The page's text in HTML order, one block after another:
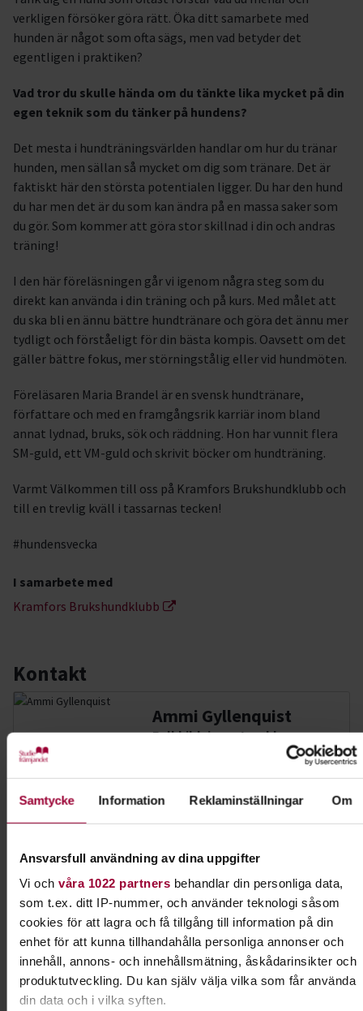
Samtycke Information Reklaminställningar Om
Ansvarsfull användning av dina uppgifter
Vi och våra 1022 partnersbehandlar din personliga data,
som t.ex. ditt IP-nummer, och använder teknologi såsom
cookies för att lagra och få tillgång till information på din
enhet för att kunna tillhandahålla personliga annonser och
innehåll, annons- och innehållsmätning, åskådarinsikter och
produktutveckling. Du kan själv välja vilka som får använda
din data och i vilka syften.
verkligen försöker göra rätt. Öka ditt samarbete med
hunden är något som ofta sägs, men vad betyder det
egentligen i praktiken?
Vad tror du skulle hända om du tänkte lika mycket på din
egen teknik som du tänker på hundens?
Det mesta i hundträningsvärlden handlar om hur du tränar
hunden, men sällan så mycket om dig som tränare. Det är
faktiskt här den största potentialen ligger. Du har den hund
du har men det är du som kan ändra på en massa saker som
du gör. Som kommer att göra stor skillnad i din och andras
träning!
I den här föreläsningen går vi igenom några steg som du
direkt kan använda i din träning och på kurs. Med målet att
du ska bli en ännu bättre hundtränare och göra det ännu mer
tydligt och förståeligt för din bästa kompis. Oavsett om det
gäller bättre fokus, mer störningstålig eller vid hundmöten.
Föreläsaren Maria Brandel är en svensk hundtränare,
författare och med en framgångsrik karriär inom bland
annat lydnad, bruks, sök och räddning. Hon har vunnit flera
SM-guld, ett VM-guld och skrivit böcker om hundträning.
Varmt Välkommen till oss på Kramfors Brukshundklubb och
till en trevlig kväll i tassarnas tecken!
#hundensvecka
I samarbete med
Kramfors Brukshundklubb
Kontakt
Ammi Gyllenquist
Folkbildningsutvecklare,
Profilområdesansvarig Djur
Skicka e-post
072-570 66 54
Visa mer
Dela: Facebook LinkedIn
Lydnad för alla hundar
Har du en hund som vill lära sig nya tricks? Gillar
du att tävla? Prova rallylydnad!